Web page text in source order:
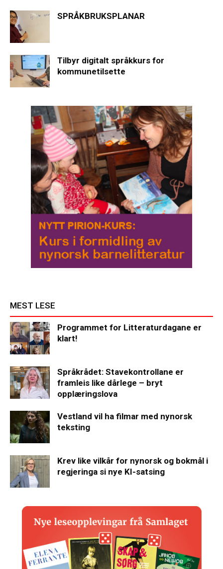
SPRÅKBRUKSPLANAR
Tilbyr digitalt språkkurs for
kommunetilsette
MEST LESE
Programmet for Litteraturdagane er
klart!
Språkrådet: Stavekontrollane er
framleis like dårlege – bryt
opplæringslova
Vestland vil ha filmar med nynorsk
teksting
Krev like vilkår for nynorsk og bokmål i
regjeringa si nye KI-satsing